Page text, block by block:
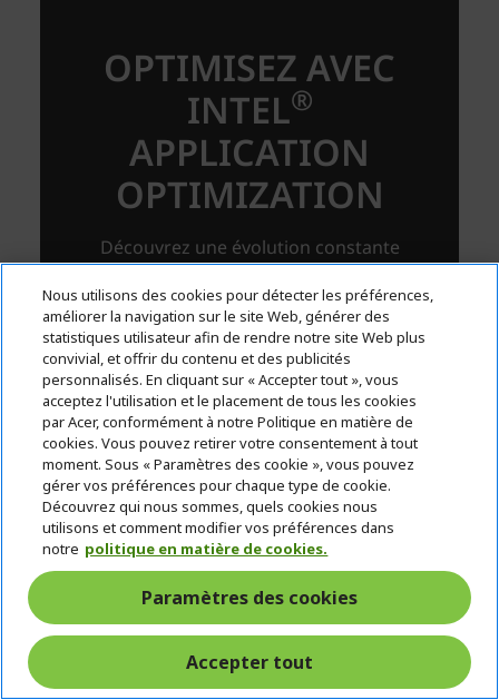
Nous utilisons des cookies pour détecter les préférences,
améliorer la navigation sur le site Web, générer des
statistiques utilisateur afin de rendre notre site Web plus
convivial, et offrir du contenu et des publicités
personnalisés. En cliquant sur « Accepter tout », vous
acceptez l'utilisation et le placement de tous les cookies
par Acer, conformément à notre Politique en matière de
cookies. Vous pouvez retirer votre consentement à tout
moment. Sous « Paramètres des cookie », vous pouvez
gérer vos préférences pour chaque type de cookie.
Découvrez qui nous sommes, quels cookies nous
utilisons et comment modifier vos préférences dans
notre politique en matière de cookies.
Paramètres des cookies
Accepter tout